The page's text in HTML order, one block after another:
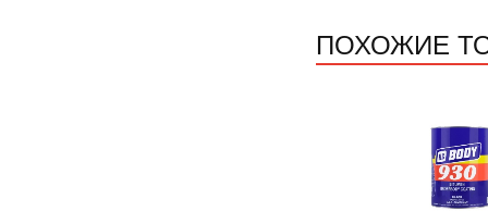
ПОХОЖИЕ